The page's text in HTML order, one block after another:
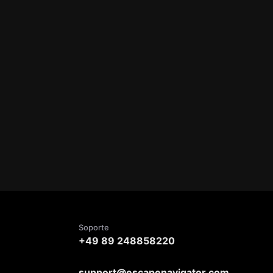
Soporte
+49 89 248858220